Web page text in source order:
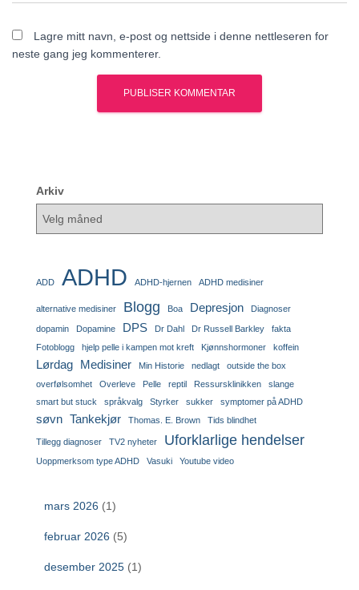
Lagre mitt navn, e-post og nettside i denne nettleseren for
neste gang jeg kommenterer.
Arkiv
ADD ADHD ADHD-hjernen ADHD medisiner
alternative medisiner Blogg Boa Depresjon Diagnoser
dopamin Dopamine DPS Dr Dahl Dr Russell Barkley
fakta
Fotoblogg
hjelp pelle i kampen mot kreft Kjønnshormoner koffein
Lørdag Medisiner Min Historie nedlagt
outside the box
overfølsomhet
Overleve Pelle reptil Ressursklinikken
slange
smart but stuck
språkvalg Styrker sukker symptomer på ADHD
søvn Tankekjør Thomas. E. Brown Tids blindhet
Tillegg diagnoser TV2 nyheter Uforklarlige hendelser
Uoppmerksom type ADHD Vasuki Youtube video
mars 2026 (1)
februar 2026 (5)
desember 2025 (1)